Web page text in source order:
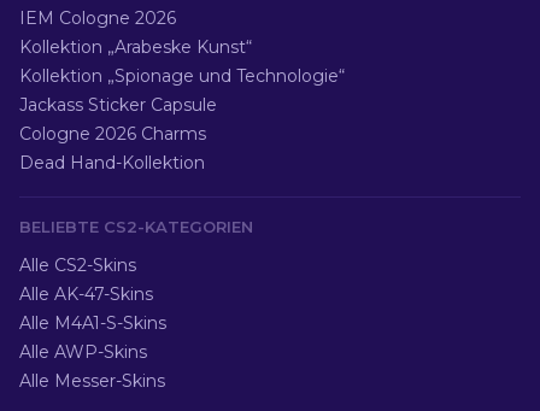
IEM Cologne 2026
Kollektion „Arabeske Kunst“
Kollektion „Spionage und Technologie“
Jackass Sticker Capsule
Cologne 2026 Charms
Dead Hand-Kollektion
BELIEBTE CS2-KATEGORIEN
Alle CS2-Skins
Alle AK-47-Skins
Alle M4A1-S-Skins
Alle AWP-Skins
Alle Messer-Skins